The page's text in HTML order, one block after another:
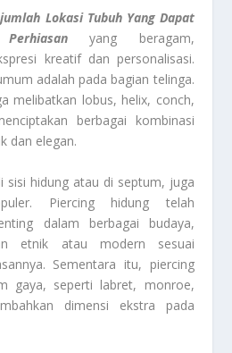
Lokasi Tubuh Yang Dapat
yang beragam,
kreatif dan personalisasi.
adalah pada bagian telinga.
melibatkan lobus, helix, conch,
berbagai kombinasi
dan elegan.
sisi hidung atau di septum, juga
Piercing hidung telah
dalam berbagai budaya,
etnik atau modern sesuai
Sementara itu, piercing
gaya, seperti labret, monroe,
dimensi ekstra pada